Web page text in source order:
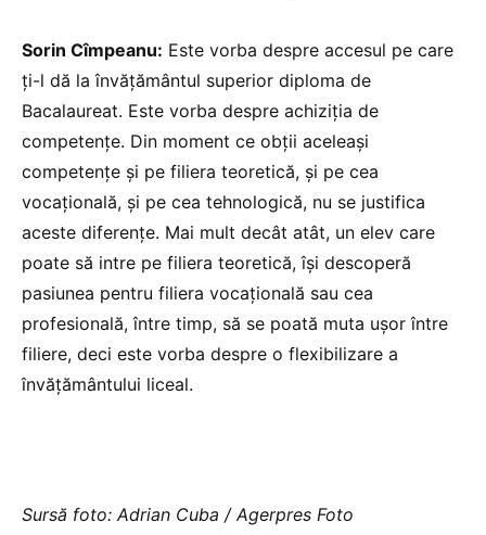
Sorin Cîmpeanu: Este vorba despre accesul pe care
ți-l dă la învățământul superior diploma de
Bacalaureat. Este vorba despre achiziția de
competențe. Din moment ce obții aceleași
competențe și pe filiera teoretică, și pe cea
vocațională, și pe cea tehnologică, nu se justifica
aceste diferențe. Mai mult decât atât, un elev care
poate să intre pe filiera teoretică, își descoperă
pasiunea pentru filiera vocațională sau cea
profesională, între timp, să se poată muta ușor între
filiere, deci este vorba despre o flexibilizare a
învățământului liceal.
Sursă foto: Adrian Cuba / Agerpres Foto